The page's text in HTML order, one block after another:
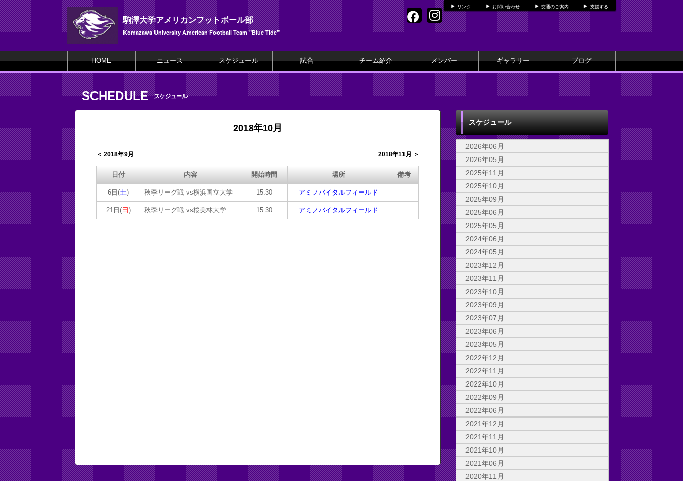
リンク お問い合わせ 交通のご案内 支援する
駒澤大学アメリカンフットボール部
Komazawa University American Football Team "Blue Tide"
HOME ニュース スケジュール 試合 チーム紹介 メンバー ギャラリー ブログ
SCHEDULE スケジュール
2018年10月
＜ 2018年9月 2018年11月 ＞
日付 内容 開始時間 場所 備考
6日(土) 秋季リーグ戦 vs横浜国立大学 15:30 アミノバイタルフィールド
21日(日 ) 秋季リーグ戦 vs桜美林大学 15:30 アミノバイタルフィールド
スケジュール
2026年06月
2026年05月
2025年11月
2025年10月
2025年09月
2025年06月
2025年05月
2024年06月
2024年05月
2023年12月
2023年11月
2023年10月
2023年09月
2023年07月
2023年06月
2023年05月
2022年12月
2022年11月
2022年10月
2022年09月
2022年06月
2021年12月
2021年11月
2021年10月
2021年06月
2020年11月